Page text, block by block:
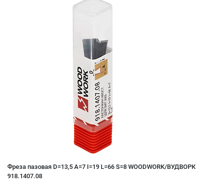
Фреза пазовая D=13,5 A=7 I=19 L=66 S=8 WOODWORK/ВУДВОРК
918.1407.08